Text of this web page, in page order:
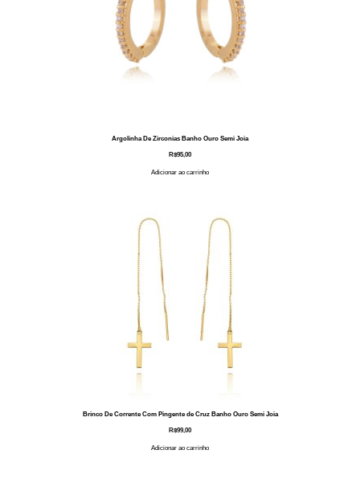
Argolinha De Zirconias Banho Ouro Semi Joia
R$95,00
Adicionar ao carrinho
Brinco De Corrente Com Pingente de Cruz Banho Ouro Semi Joia
R$99,00
Adicionar ao carrinho